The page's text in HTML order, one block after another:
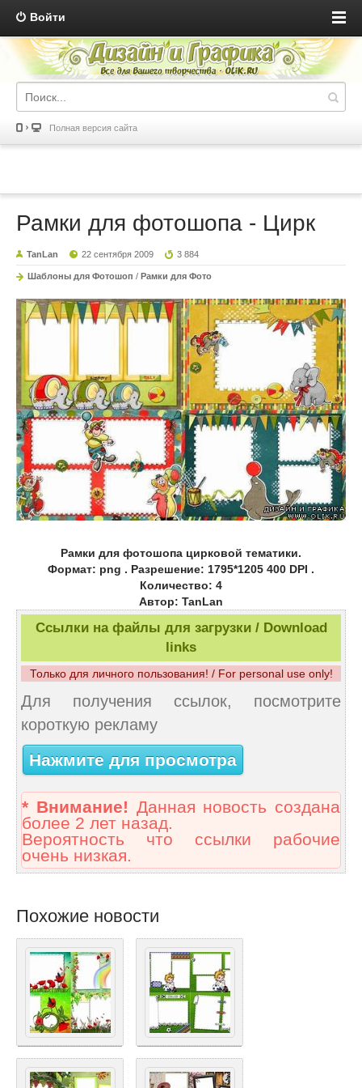
Войти
Полная версия сайта
Рамки для фотошопа - Цирк
TanLan 22 сентября 2009 3 884
Шаблоны для Фотошоп / Рамки для Фото
Рамки для фотошопа цирковой тематики.
Формат: png . Разрешение: 1795*1205 400 DPI .
Количество: 4
Автор: TanLan
Ссылки на файлы для загрузки / Download
links
Только для личного пользования! / For personal use only!
Для получения ссылок, посмотрите
короткую рекламу
Нажмите для просмотра
* Внимание! Данная новость создана
более 2 лет назад.
Вероятность что ссылки рабочие
очень низкая.
Похожие новости